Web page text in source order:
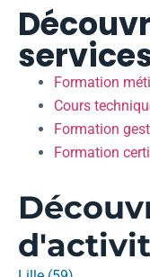
Formation
Cours
Formation
Formation